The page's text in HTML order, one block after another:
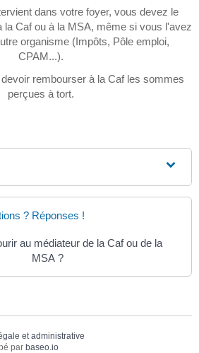
dans votre foyer, vous devez le
la Caf ou à la MSA, même si vous l'avez
organisme (Impôts, Pôle emploi,
CPAM...).
rembourser à la Caf les sommes
perçues à tort.
? Réponses !
au médiateur de la Caf ou de la
MSA ?
et administrative
par baseo.io